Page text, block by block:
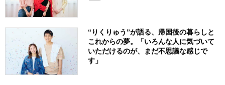
“りくりゅう”が語る、帰国後の暮らしと
これからの夢。「いろんな人に気づいて
いただけるのが、まだ不思議な感じで
す」